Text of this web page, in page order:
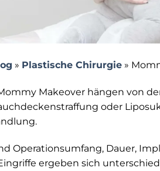
» Plastische Chirurgie »
Makeover hängen von
oder
Operationsumfang, Dauer,
ergeben sich